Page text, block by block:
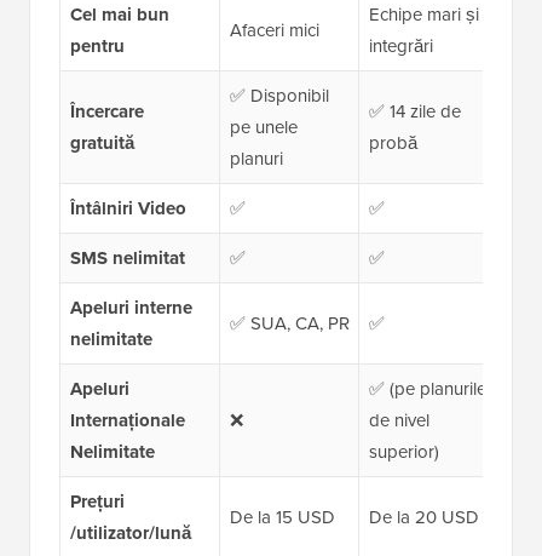
Cel mai bun
pentru
Afaceri mici
Echipe mari și
integrări
Încercare
gratuită
✅ Disponibil
pe unele
planuri
✅ 14 zile de
probă
Întâlniri Video ✅ ✅
SMS nelimitat ✅ ✅
Apeluri interne
nelimitate
✅ SUA, CA, PR ✅
Apeluri
Internaționale
Nelimitate
❌
✅ (pe planurile
de nivel
superior)
Prețuri
/utilizator/lună
De la 15 USD De la 20 USD